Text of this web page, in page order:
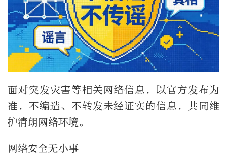
面对突发灾害等相关网络信息，以官方发布为
准，不编造、不转发未经证实的信息，共同维
护清朗网络环境。
网络安全无小事